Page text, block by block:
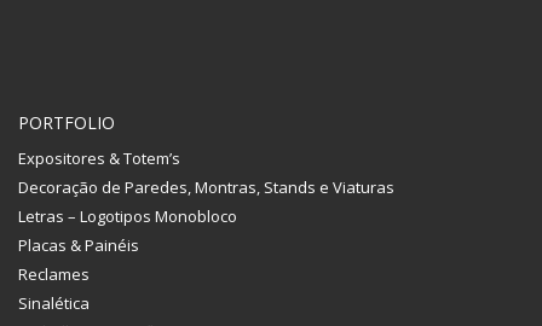
PORTFOLIO
Expositores & Totem’s
Decoração de Paredes, Montras, Stands e Viaturas
Letras – Logotipos Monobloco
Placas & Painéis
Reclames
Sinalética